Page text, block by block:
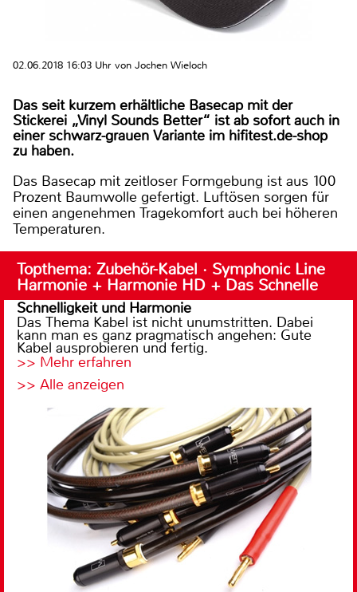
02.06.2018 16:03 Uhr von Jochen Wieloch
Das seit kurzem erhältliche Basecap mit der
Stickerei „Vinyl Sounds Better“ ist ab sofort auch in
einer schwarz-grauen Variante im hifitest.de-shop
zu haben.
Das Basecap mit zeitloser Formgebung ist aus 100
Prozent Baumwolle gefertigt. Luftösen sorgen für
einen angenehmen Tragekomfort auch bei höheren
Temperaturen.
Topthema: Zubehör-Kabel · Symphonic Line
Harmonie + Harmonie HD + Das Schnelle
Schnelligkeit und Harmonie
Das Thema Kabel ist nicht unumstritten. Dabei
kann man es ganz pragmatisch angehen: Gute
Kabel ausprobieren und fertig.
>> Mehr erfahren
>> Alle anzeigen